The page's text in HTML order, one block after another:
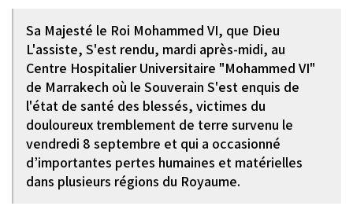
Sa Majesté le Roi Mohammed VI, que Dieu
L'assiste, S'est rendu, mardi après-midi, au
Centre Hospitalier Universitaire "Mohammed VI"
de Marrakech où le Souverain S'est enquis de
l'état de santé des blessés, victimes du
douloureux tremblement de terre survenu le
vendredi 8 septembre et qui a occasionné
d’importantes pertes humaines et matérielles
dans plusieurs régions du Royaume.